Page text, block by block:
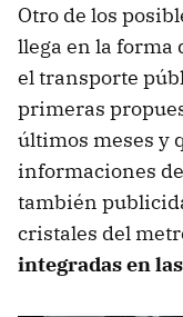
Otro de los
llega en la forma
el transporte
primeras
últimos meses y
informaciones
también
cristales del
integradas en